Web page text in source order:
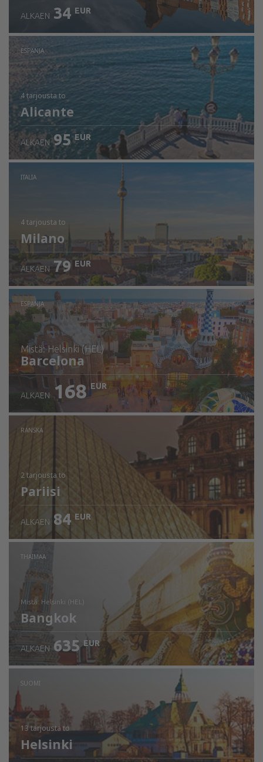
ALKAEN 34 EUR
ESPANJA
4 tarjousta to
Alicante
ALKAEN 95 EUR
ITALIA
4 tarjousta to
Milano
ALKAEN 79 EUR
ESPANJA
mistä: Helsinki (HEL)
Barcelona
Tarkista tiedot
ALKAEN 168 EUR
RANSKA
2 tarjousta to
Pariisi
ALKAEN 84 EUR
THAIMAA
mistä: Helsinki (HEL)
Bangkok
Tarkista tiedot
ALKAEN 635 EUR
SUOMI
13 tarjousta to
Helsinki